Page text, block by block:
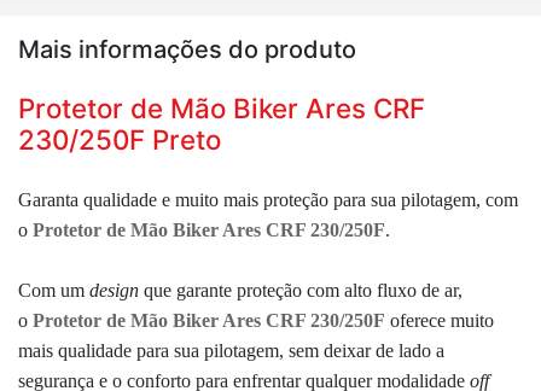
Mais informações do produto
Protetor de Mão Biker Ares CRF
230/250F Preto
Garanta qualidade e muito mais proteção para sua pilotagem, com
o Protetor de Mão Biker Ares CRF 230/250F.
Com um design que garante proteção com alto fluxo de ar,
o Protetor de Mão Biker Ares CRF 230/250F oferece muito
mais qualidade para sua pilotagem, sem deixar de lado a
segurança e o conforto para enfrentar qualquer modalidade off